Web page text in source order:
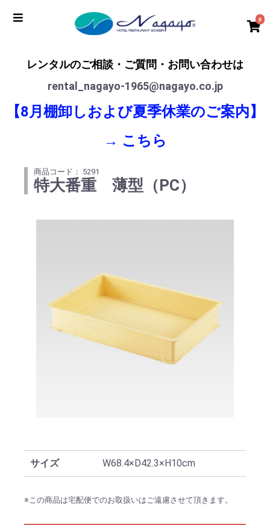
0
レンタルのご相談・ご質問・お問い合わせは
rental_nagayo-1965@nagayo.co.jp
【8月棚卸しおよび夏季休業のご案内】
→ こちら
商品コード： 5291
特大番重 薄型（PC）
サイズ W68.4×D42.3×H10cm
※この商品は宅配便でのお取扱いはご遠慮させて頂きます。